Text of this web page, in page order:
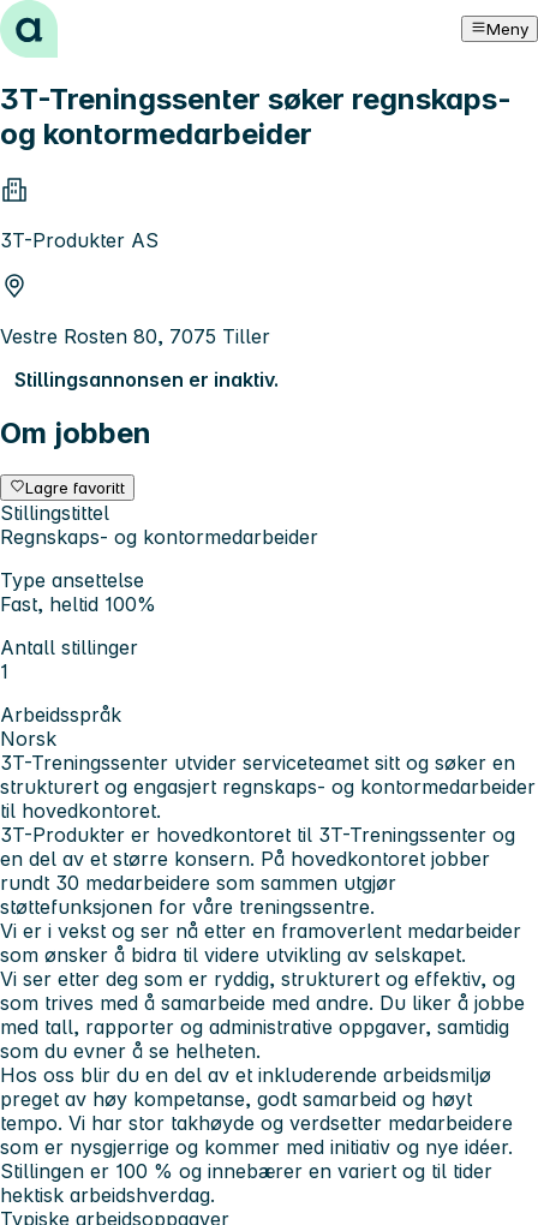
Hopp til innhold Meny
3T-Treningssenter søker regnskaps-
og kontormedarbeider
3T-Produkter AS
Vestre Rosten 80, 7075 Tiller
Stillingsannonsen er inaktiv.
Om jobben
Lagre favoritt
Stillingstittel
Regnskaps- og kontormedarbeider
Type ansettelse
Fast, heltid 100%
Antall stillinger
1
Arbeidsspråk
Norsk
3T-Treningssenter utvider serviceteamet sitt og søker en
strukturert og engasjert regnskaps- og kontormedarbeider
til hovedkontoret.
3T-Produkter er hovedkontoret til 3T-Treningssenter og
en del av et større konsern. På hovedkontoret jobber
rundt 30 medarbeidere som sammen utgjør
støttefunksjonen for våre treningssentre.
Vi er i vekst og ser nå etter en framoverlent medarbeider
som ønsker å bidra til videre utvikling av selskapet.
Vi ser etter deg som er ryddig, strukturert og effektiv, og
som trives med å samarbeide med andre. Du liker å jobbe
med tall, rapporter og administrative oppgaver, samtidig
som du evner å se helheten.
Hos oss blir du en del av et inkluderende arbeidsmiljø
preget av høy kompetanse, godt samarbeid og høyt
tempo. Vi har stor takhøyde og verdsetter medarbeidere
som er nysgjerrige og kommer med initiativ og nye idéer.
Stillingen er 100 % og innebærer en variert og til tider
hektisk arbeidshverdag.
Typiske arbeidsoppgaver